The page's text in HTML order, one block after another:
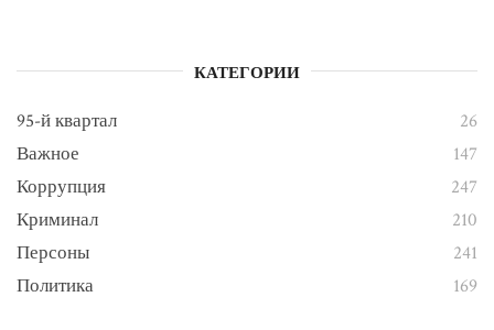
КАТЕГОРИИ
95-й квартал
26
Важное
147
Коррупция
247
Криминал
210
Персоны
241
Политика
169